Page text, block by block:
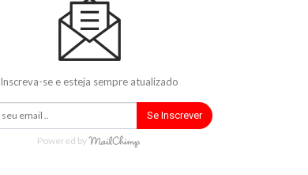
Inscreva-se e esteja sempre atualizado
Se Inscrever
Powered by